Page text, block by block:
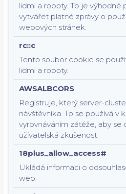
lidmi a roboty. To je výhodné
vytvářet platné zprávy o
webových stránek.
rc::c
Tento soubor cookie se
lidmi a roboty.
AWSALBCORS
Registruje, který server-
návštěvníka. To se používá v
vyrovnáváním zátěže, aby se
uživatelská zkušenost.
18plus_allow_access#
Ukládá informaci o
web.